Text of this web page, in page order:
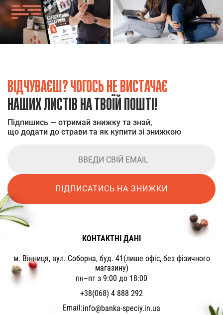
ВІДЧУВАЄШ? ЧОГОСЬ НЕ ВИСТАЧАЄ
НАШИХ ЛИСТІВ НА ТВОЇЙ ПОШТІ!
Підпишись — отримай знижку та знай,
що додати до страви та як купити зі знижкою
ПІДПИСАТИСЬ НА ЗНИЖКИ
КОНТАКТНІ ДАНІ
м. Вінниця, вул. Соборна, буд. 41(лише офіс, без фізичного
магазину)
пн–пт з 9:00 до 18:00
+38(068) 4 888 292
Email:info@banka-speciy.in.ua